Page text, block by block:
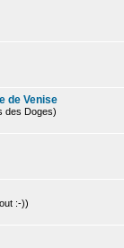
de Venise
des Doges)
:-))